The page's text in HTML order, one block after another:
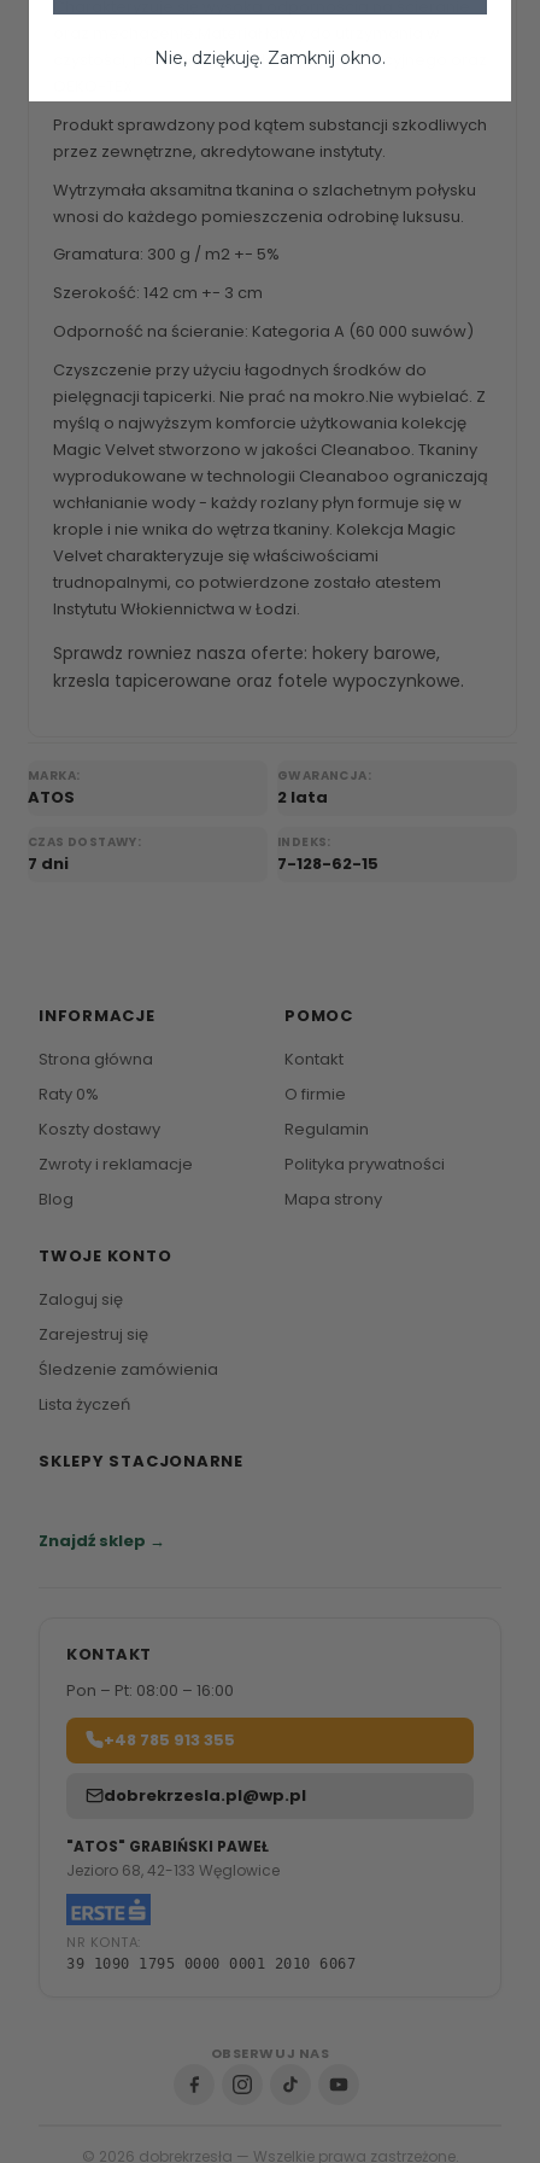
czystości, posiada atesty do użytku komercyjnego oraz
Produkt sprawdzony pod kątem substancji szkodliwych
przez zewnętrzne, akredytowane instytuty.
Wytrzymała aksamitna tkanina o szlachetnym połysku
wnosi do każdego pomieszczenia odrobinę luksusu.
Gramatura: 300 g / m2 +- 5%
Szerokość: 142 cm +- 3 cm
Odporność na ścieranie: Kategoria A (60 000 suwów)
Czyszczenie przy użyciu łagodnych środków do
pielęgnacji tapicerki. Nie prać na mokro.Nie wybielać. Z
myślą o najwyższym komforcie użytkowania kolekcję
Magic Velvet stworzono w jakości Cleanaboo. Tkaniny
wyprodukowane w technologii Cleanaboo ograniczają
wchłanianie wody - każdy rozlany płyn formuje się w
krople i nie wnika do wętrza tkaniny. Kolekcja Magic
Velvet charakteryzuje się właściwościami
trudnopalnymi, co potwierdzone zostało atestem
Instytutu Włokiennictwa w Łodzi.
Sprawdz rowniez nasza oferte: hokery barowe,
krzesla tapicerowane oraz fotele wypoczynkowe.
MARKA:
ATOS
GWARANCJA:
2 lata
CZAS DOSTAWY:
7 dni
INDEKS:
7-128-62-15
INFORMACJE
Strona główna
Raty 0%
Koszty dostawy
Zwroty i reklamacje
Blog
POMOC
Kontakt
O firmie
Regulamin
Polityka prywatności
Mapa strony
TWOJE KONTO
Zaloguj się
Zarejestruj się
Śledzenie zamówienia
Lista życzeń
SKLEPY STACJONARNE
Znajdź sklep →
KONTAKT
Pon – Pt: 08:00 – 16:00
+48 785 913 355
dobrekrzesla.pl@wp.pl
"ATOS" GRABIŃSKI PAWEŁ
Jezioro 68, 42-133 Węglowice
NR KONTA:
39 1090 1795 0000 0001 2010 6067
OBSERWUJ NAS
© 2026 dobrekrzesła — Wszelkie prawa zastrzeżone.
Nie, dziękuję. Zamknij okno.